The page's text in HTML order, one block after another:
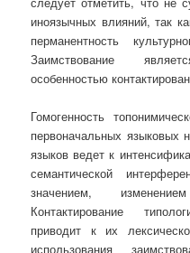
иноязычных влияний, так
перманентность
Заимствование
особенностью
Гомогенность
первоначальных языковых
языков ведет к
семантической
значением,
Контактирование
приводит к их
использования